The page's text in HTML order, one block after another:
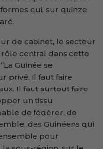
qui, sur quinze
de cabinet, le secteur
central dans cette
Guinée se
privé. Il faut faire
Il faut surtout faire
un tissu
de fédérer, de
des Guinéens qui
pour